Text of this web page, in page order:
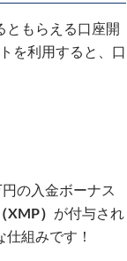
ともらえる口座開
を利用すると、口
の入金ボーナス
XMP） が付与され
組みです！